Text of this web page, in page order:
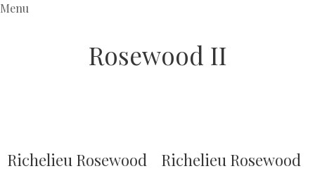
Menu
Rosewood II
Richelieu Rosewood
Richelieu Rosewood